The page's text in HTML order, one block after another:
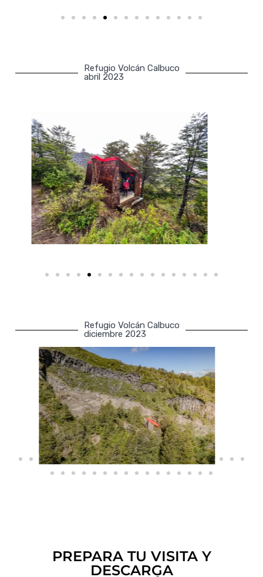
Refugio Volcán Calbuco
abril 2023
Refugio Volcán Calbuco
diciembre 2023
PREPARA TU VISITA Y
DESCARGA